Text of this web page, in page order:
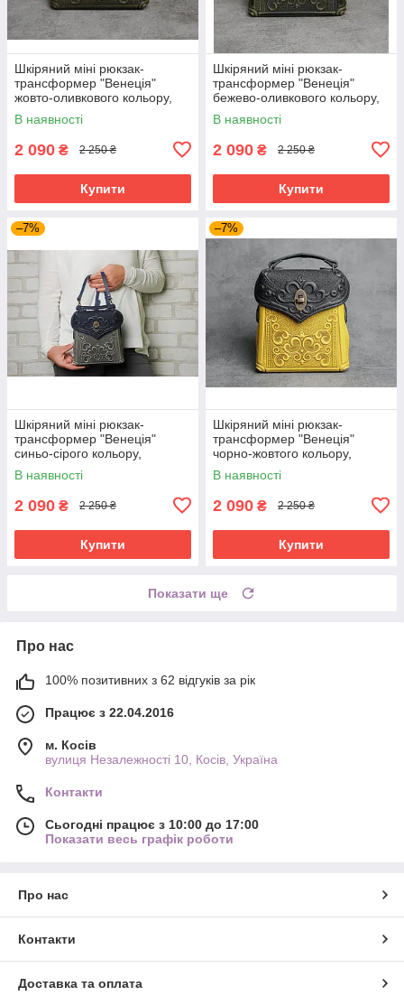
Шкіряний міні рюкзак-
трансформер "Венеція"
жовто-оливкового кольору,
17х19х7 см
В наявності
2 090 ₴ 2 250 ₴
Купити
Шкіряний міні рюкзак-
трансформер "Венеція"
бежево-оливкового кольору,
17х19х7 см
В наявності
2 090 ₴ 2 250 ₴
Купити
–7%
Шкіряний міні рюкзак-
трансформер "Венеція"
синьо-сірого кольору,
17х19х7 см
В наявності
2 090 ₴ 2 250 ₴
Купити
–7%
Шкіряний міні рюкзак-
трансформер "Венеція"
чорно-жовтого кольору,
17х19х7 см
В наявності
2 090 ₴ 2 250 ₴
Купити
Показати ще
Про нас
100% позитивних з 62 відгуків за рік
Працює з 22.04.2016
м. Косів
вулиця Незалежності 10, Косів, Україна
Контакти
Сьогодні працює з 10:00 до 17:00
Показати весь графік роботи
Про нас
Контакти
Доставка та оплата